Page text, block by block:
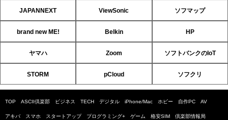
JAPANNEXT ViewSonic ソフマップ
brand new ME! Belkin HP
ヤマハ Zoom ソフトバンクのIoT
STORM pCloud ソフクリ
TOP ASCII倶楽部 ビジネス TECH デジタル iPhone/Mac ホビー 自作PC AV
アキバ スマホ スタートアップ プログラミング+ ゲーム 格安SIM 倶楽部情報局